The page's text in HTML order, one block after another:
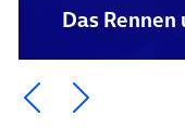
Das
Ein Element
Ein